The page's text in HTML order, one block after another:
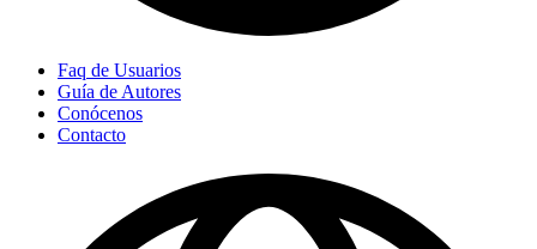
Faq de Usuarios
Guía de Autores
Conócenos
Contacto